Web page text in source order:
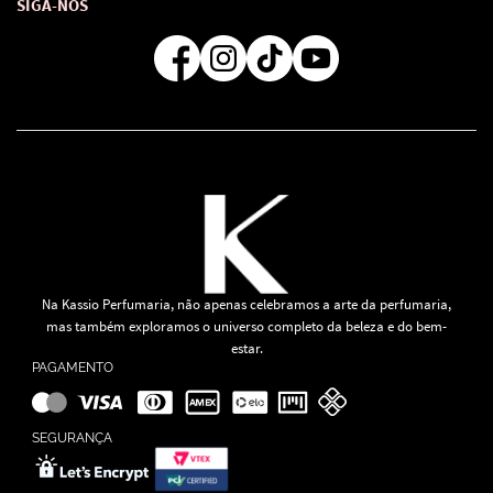
Regra de Frete Grátis
SIGA-NOS
Na Kassio Perfumaria, não apenas celebramos a arte da perfumaria,
mas também exploramos o universo completo da beleza e do bem-
estar.
PAGAMENTO
SEGURANÇA